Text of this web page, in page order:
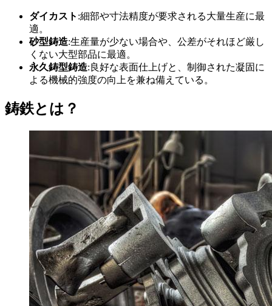
ダイカスト :細部や寸法精度が要求される大量生産に最
適。
砂型鋳造:生産量が少ない場合や、公差がそれほど厳し
くない大型部品に最適。
永久鋳型鋳造:良好な表面仕上げと、制御された凝固に
よる機械的強度の向上を兼ね備えている。
鋳鉄とは？